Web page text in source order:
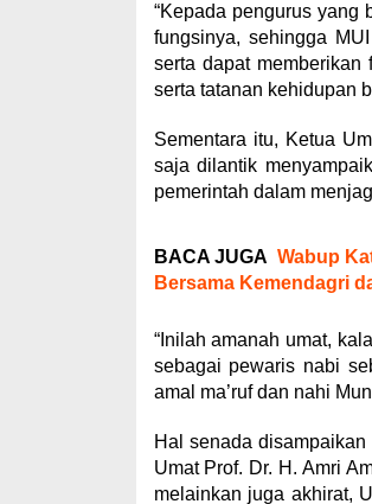
“Kepada pengurus yang
fungsinya, sehingga
serta dapat memberikan
serta tatanan kehidupan
Sementara itu, Ketua
saja dilantik
pemerintah dalam
BACA JUGA Wabup
Bersama Kemendagri
“Inilah amanah umat,
sebagai pewaris nabi
amal ma’ruf dan nahi
Hal senada
Umat Prof. Dr. H. Amri
melainkan juga akhirat,